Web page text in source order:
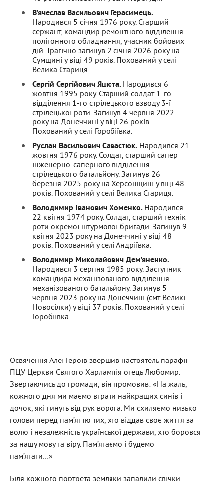
В’ячеслав Васильович Герасимець.
Народився 5 січня 1976 року. Старший
сержант, командир ремонтного відділення
полігонного обладнання, учасник бойових
дій. Трагічно загинув 2 січня 2026 року на
Сумщині у віці 49 років. Похований у селі
Велика Стариця.
Сергій Сергійович Яцюта. Народився 6
жовтня 1995 року. Старший солдат 1-го
відділення 1-го стрілецького взводу 3-ї
стрілецької роти. Загинув 4 червня 2022
року на Донеччині у віці 26 років.
Похований у селі Горобіївка.
Руслан Васильович Савастюк. Народився 21
жовтня 1976 року. Солдат, старший сапер
інженерно-саперного відділення
стрілецького батальйону. Загинув 26
березня 2025 року на Херсонщині у віці 48
років. Похований у селі Велика Стариця.
Володимир Іванович Хоменко. Народився
22 квітня 1974 року. Солдат, старший технік
роти окремої штурмової бригади. Загинув 9
квітня 2023 року на Донеччині у віці 48
років. Похований у селі Андріївка.
Володимир Миколайович Дем’яненко.
Народився 3 серпня 1985 року. Заступник
командира механізованого відділення
механізованого батальйону. Загинув 5
червня 2023 року на Донеччині (смт Великі
Новосілки) у віці 37 років. Похований у селі
Горобіївка.
Освячення Алеї Героїв звершив настоятель парафії
ПЦУ Церкви Святого Харлампія отець Любомир.
Звертаючись до громади, він промовив: «На жаль,
кожного дня ми маємо втрати найкращих синів і
дочок, які гинуть від рук ворога. Ми схиляємо низько
голови перед пам’яттю тих, хто віддав своє життя за
волю і незалежність української держави, хто боровся
за нашу мову та віру. Пам’ятаємо і будемо
пам’ятати…»
Біля кожного портрета земляки запалили свічки